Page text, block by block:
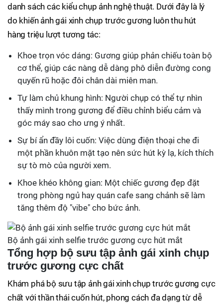
danh sách các kiểu chụp ảnh nghệ thuật. Dưới đây là lý
do khiến ảnh gái xinh chụp trước gương luôn thu hút
hàng triệu lượt tương tác:
Khoe trọn vóc dáng: Gương giúp phản chiếu toàn bộ
cơ thể, giúp các nàng dễ dàng phô diễn đường cong
quyến rũ hoặc đôi chân dài miên man.
Tự làm chủ khung hình: Người chụp có thể tự nhìn
thấy mình trong gương để điều chỉnh biểu cảm và
góc máy sao cho ưng ý nhất.
Sự bí ẩn đầy lôi cuốn: Việc dùng điện thoại che đi
một phần khuôn mặt tạo nên sức hút kỳ lạ, kích thích
sự tò mò của người xem.
Khoe khéo không gian: Một chiếc gương đẹp đặt
trong phòng ngủ hay quán cafe sang chảnh sẽ làm
tăng thêm độ "vibe" cho bức ảnh.
Bộ ảnh gái xinh selfie trước gương cực hút mắt
Tổng hợp bộ sưu tập ảnh gái xinh chụp
trước gương cực chất
Khám phá bộ sưu tập ảnh gái xinh chụp trước gương cực
chất với thần thái cuốn hút, phong cách đa dạng từ dễ